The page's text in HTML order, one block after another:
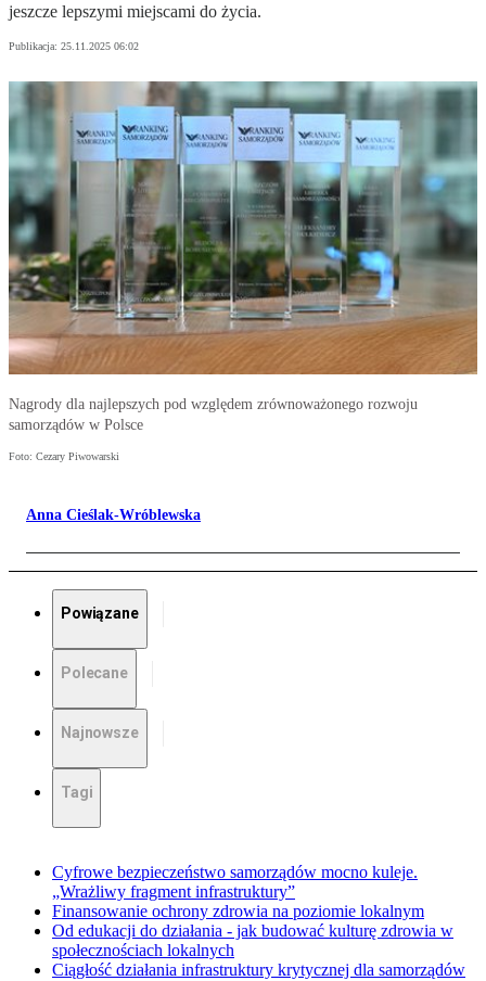
jeszcze lepszymi miejscami do życia.
Publikacja: 25.11.2025 06:02
Nagrody dla najlepszych pod względem zrównoważonego rozwoju
samorządów w Polsce
Foto: Cezary Piwowarski
Anna Cieślak-Wróblewska
Powiązane
Polecane
Najnowsze
Tagi
Cyfrowe bezpieczeństwo samorządów mocno kuleje.
„Wrażliwy fragment infrastruktury”
Finansowanie ochrony zdrowia na poziomie lokalnym
Od edukacji do działania - jak budować kulturę zdrowia w
społecznościach lokalnych
Ciągłość działania infrastruktury krytycznej dla samorządów